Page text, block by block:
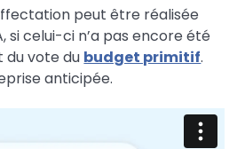
peut être réalisée
si celui-ci n’a pas encore été
du vote du budget primitif.
anticipée.